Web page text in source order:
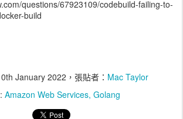
questions/67923109/codebuild-failing-to-
build
January 2022 ，張貼者： Mac Taylor
Amazon Web Services Golang